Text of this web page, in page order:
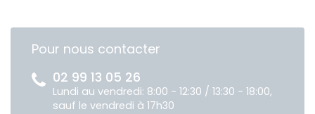
Pour nous contacter
02 99 13 05 26
Lundi au vendredi: 8:00 - 12:30 / 13:30 - 18:00,
sauf le vendredi à 17h30